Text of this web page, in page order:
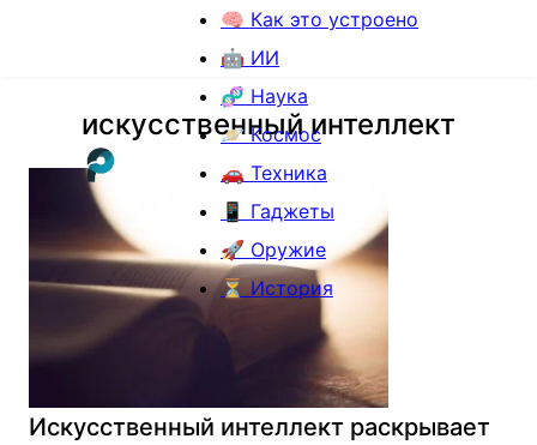
🧠 Как это устроено
🤖 ИИ
🧬 Наука
🪐 Космос
🚗 Техника
📱 Гаджеты
🚀 Оружие
⏳ История
искусственный интеллект
Искусственный интеллект раскрывает